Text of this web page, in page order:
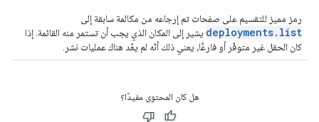
رمز مميز للتقسيم على صفحات تم إرجاعه من مكالمة سابقة إلى
deployments.list يشير إلى المكان الذي يجب أن تستمر منه القائمة. إذا
كان الحقل غير متوفّر أو فارغًا، يعني ذلك أنّه لم يعُد هناك عمليات نشر.
هل كان المحتوى مفيدًا؟